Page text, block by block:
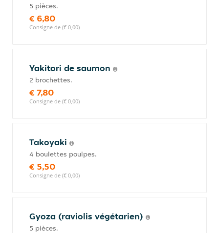
5 pièces.
€ 6,80
Consigne de (€ 0,00)
Yakitori de saumon
2 brochettes.
€ 7,80
Consigne de (€ 0,00)
Takoyaki
4 boulettes poulpes.
€ 5,50
Consigne de (€ 0,00)
Gyoza (raviolis végétarien)
5 pièces.